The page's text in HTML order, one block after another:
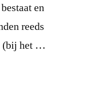
en
reeds
(bij het …